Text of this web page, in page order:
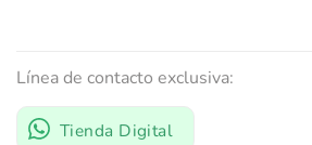
Línea de contacto exclusiva:
Tienda Digital